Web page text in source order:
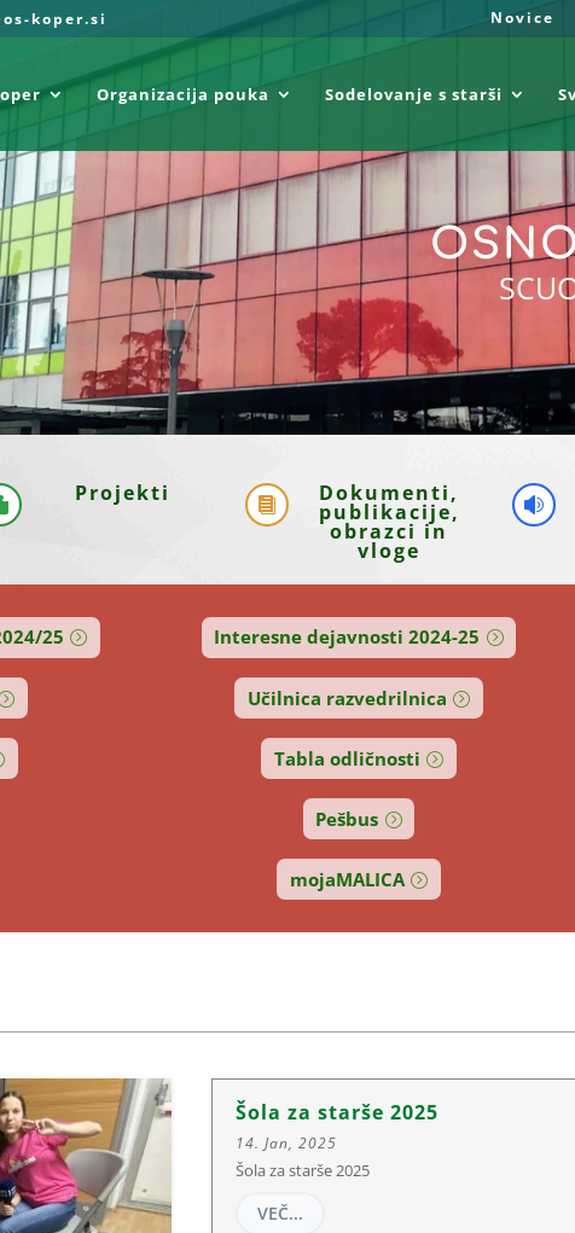
koper.si Novice
Organizacija pouka Sodelovanje s starši
Projekti  Dokumenti,
publikacije,
obrazci in
vloge

25 Interesne dejavnosti 2024-25
Učilnica razvedrilnica
Tabla odličnosti
Pešbus
mojaMALICA
Šola za starše 2025
14. Jan, 2025
Šola za starše 2025
VEČ...